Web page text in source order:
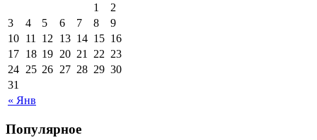
« Янв
1
2
3
4 5 6 7 8
9
10 11 12 13 14 15 16
17 18 19 20 21 22 23
24 25 26 27 28 29 30
31
Популярное